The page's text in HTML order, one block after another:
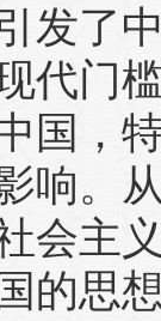
发了
代门
国，
响。
会主
的思